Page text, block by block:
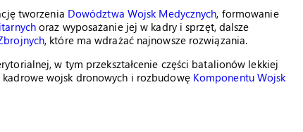
tworzenia Dowództwa Wojsk Medycznych, formowanie
oraz wyposażanie jej w kadry i sprzęt, dalsze
, które ma wdrażać najnowsze rozwiązania.
w tym przekształcenie części batalionów lekkiej
kadrowe wojsk dronowych i rozbudowę Komponentu Wojsk